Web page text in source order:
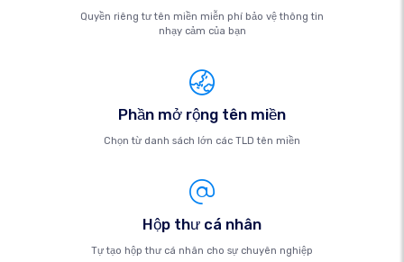
Quyền riêng tư tên miền miễn phí bảo vệ thông tin
nhạy cảm của bạn
Phần mở rộng tên miền
Chọn từ danh sách lớn các TLD tên miền
Hộp thư cá nhân
Tự tạo hộp thư cá nhân cho sự chuyên nghiệp